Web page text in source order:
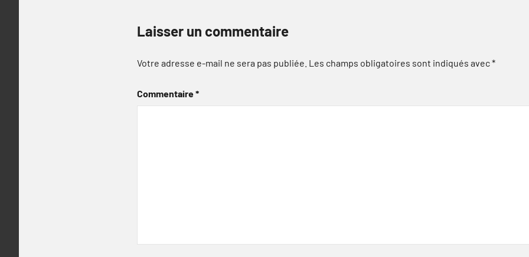
Laisser un commentaire
Votre adresse e-mail ne sera pas publiée. Les champs obligatoires sont indiqués avec*
Commentaire*